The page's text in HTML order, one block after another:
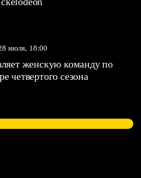
июля, 18:00
женскую команду по
четвертого сезона